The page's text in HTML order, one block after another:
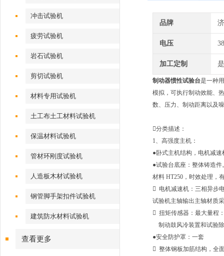
冲击试验机
疲劳试验机
岩石试验机
剪切试验机
材料专用试验机
土工布土工材料试验机
保温材料试验机
管材环刚度试验机
人造板木材试验机
钢管脚手架扣件试验机
建筑防水材料试验机
查看更多
品牌
电压
加工定制 是
制动器惯性试验台是一种
模拟，可执行制动效能、
数、压力、制动距离以及
分类描述：
1、高强度主机：
●卧式主机结构，电机减
●试验台底座：整体铸造件
材料 HT250，时效处理，
 电机减速机：三相异步
试验机主轴输出主轴材质
 扭矩传感器：最大量程
制动鼓风冷装置和试验
●安全防护罩：一套
 整体钢板加筋结构，全